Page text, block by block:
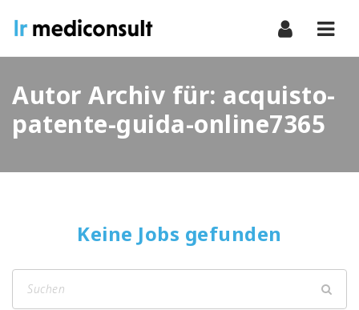
Autor Archiv für: acquisto-
patente-guida-online7365
Keine Jobs gefunden